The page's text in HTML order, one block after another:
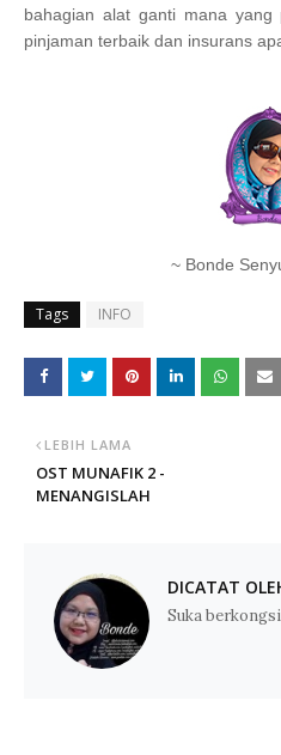
bahagian alat ganti mana yang
pinjaman terbaik dan insurans
~ Bonde
Tags INFO
LEBIH LAMA
OST MUNAFIK 2 -
MENANGISLAH
DICATAT
Suka